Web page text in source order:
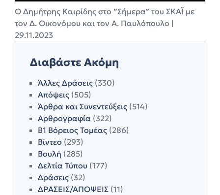
Ο Δημήτρης Καιρίδης στo ”Σήμερα” του ΣΚΑΪ με
τον Δ. Οικονόμου και τον Α. Παυλόπουλο |
29.11.2023
Διαβάστε Ακόμη
Άλλες Δράσεις (330)
Απόψεις (505)
Άρθρα και Συνεντεύξεις (514)
Αρθρογραφία (322)
Β1 Βόρειος Τομέας (286)
Βίντεο (293)
Βουλή (285)
Δελτία Τύπου (177)
Δράσεις (32)
ΔΡΑΣΕΙΣ/ΑΠΟΨΕΙΣ (11)